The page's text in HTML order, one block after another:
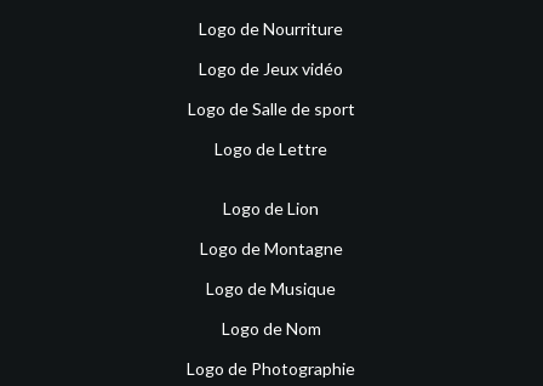
Logo de Nourriture
Logo de Jeux vidéo
Logo de Salle de sport
Logo de Lettre
Logo de Lion
Logo de Montagne
Logo de Musique
Logo de Nom
Logo de Photographie